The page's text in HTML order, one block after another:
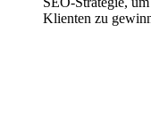
Klienten zu